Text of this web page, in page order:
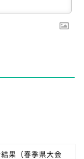
果（春季県大会